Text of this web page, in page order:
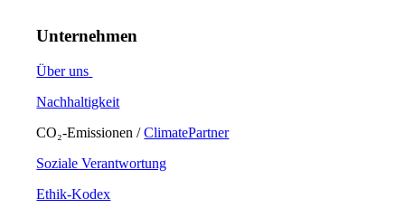
Unternehmen
Über uns
Nachhaltigkeit
CO₂-Emissionen /ClimatePartner
Soziale Verantwortung
Ethik-Kodex